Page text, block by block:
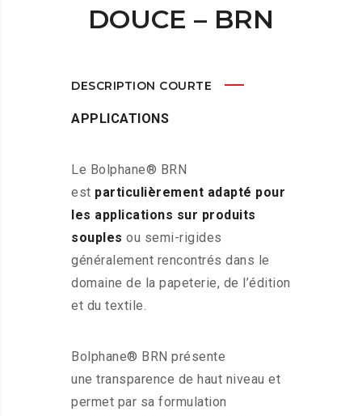
DOUCE – BRN
DESCRIPTION COURTE
APPLICATIONS
Le Bolphane® BRN
est particulièrement adapté pour
les applications sur produits
souples ou semi-rigides
généralement rencontrés dans le
domaine de la papeterie, de l’édition
et du textile.
Bolphane® BRN présente
une transparence de haut niveau et
permet par sa formulation